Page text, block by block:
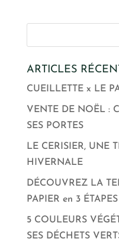
ARTICLES
CUEILLETTE x LE
VENTE DE NOËL :
SES PORTES
LE CERISIER, UNE
HIVERNALE
DÉCOUVREZ LA
PAPIER en 3 ÉTAPES
5 COULEURS
SES DÉCHETS